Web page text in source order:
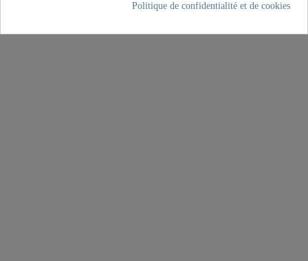
Politique de confidentialité et de cookies